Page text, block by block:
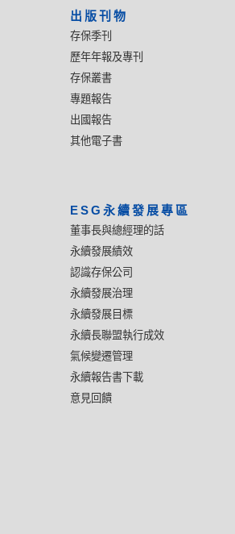
出版刊物
存保季刊
歷年年報及專刊
存保叢書
專題報告
出國報告
其他電子書
ESG永續發展專區
董事長與總經理的話
永續發展績效
認識存保公司
永續發展治理
永續發展目標
永續長聯盟執行成效
氣候變遷管理
永續報告書下載
意見回饋